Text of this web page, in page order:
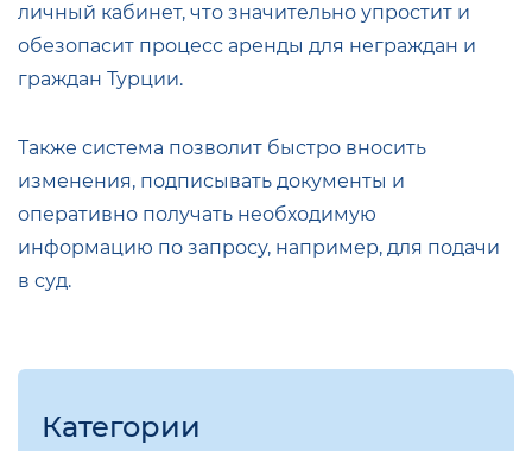
личный кабинет, что значительно упростит и
обезопасит процесс аренды для неграждан и
граждан Турции.
Также система позволит быстро вносить
изменения, подписывать документы и
оперативно получать необходимую
информацию по запросу, например, для подачи
в суд.
Категории